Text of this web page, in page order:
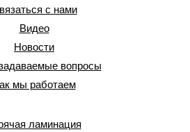
с нами
Видео
Новости
вопросы
мы работаем
ламинация